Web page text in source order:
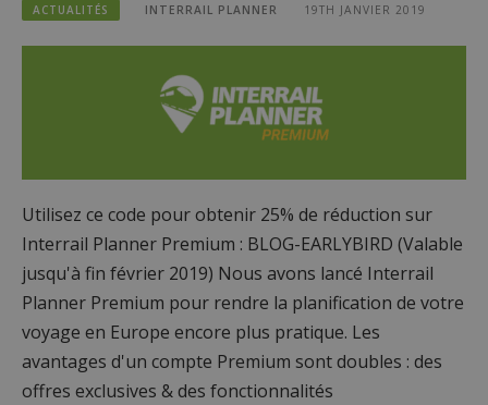
ACTUALITÉS INTERRAIL PLANNER 19TH JANVIER 2019
Utilisez ce code pour obtenir 25% de réduction sur
Interrail Planner Premium : BLOG-EARLYBIRD (Valable
jusqu'à fin février 2019) Nous avons lancé Interrail
Planner Premium pour rendre la planification de votre
voyage en Europe encore plus pratique. Les
avantages d'un compte Premium sont doubles : des
offres exclusives & des fonctionnalités